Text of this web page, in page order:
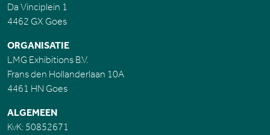
Da Vinciplein 1
4462 GX Goes
ORGANISATIE
LMG Exhibitions B.V.
Frans den Hollanderlaan 10A
4461 HN Goes
ALGEMEEN
KvK: 50852671